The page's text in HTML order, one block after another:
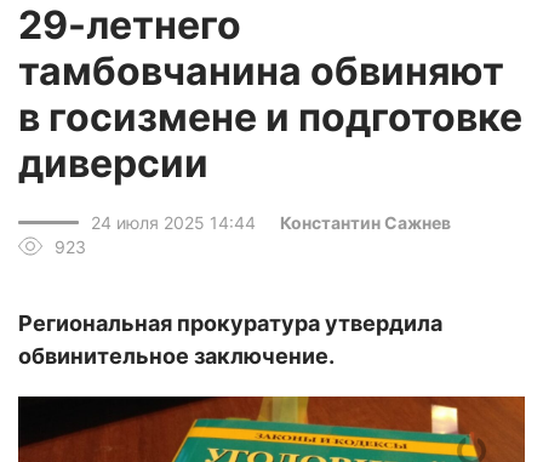
29-летнего
тамбовчанина обвиняют
в госизмене и подготовке
диверсии
24 июля 2025 14:44
Константин Сажнев
923
Региональная прокуратура утвердила
обвинительное заключение.